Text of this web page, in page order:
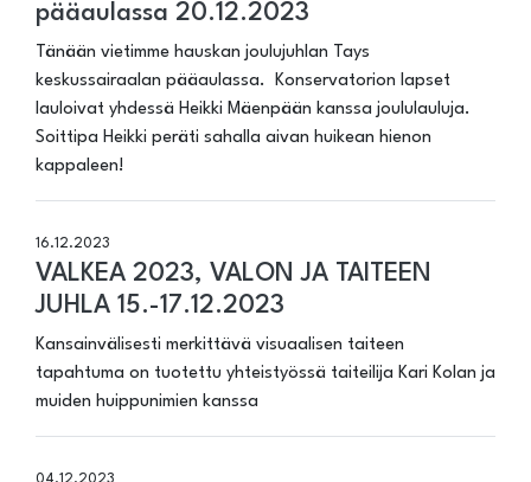
pääaulassa 20.12.2023
Tänään vietimme hauskan joulujuhlan Tays
keskussairaalan pääaulassa. Konservatorion lapset
lauloivat yhdessä Heikki Mäenpään kanssa joululauluja.
Soittipa Heikki peräti sahalla aivan huikean hienon
kappaleen!
16.12.2023
VALKEA 2023, VALON JA TAITEEN
JUHLA 15.-17.12.2023
Kansainvälisesti merkittävä visuaalisen taiteen
tapahtuma on tuotettu yhteistyössä taiteilija Kari Kolan ja
muiden huippunimien kanssa